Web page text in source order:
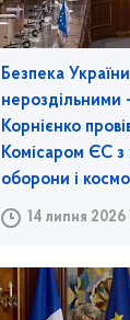
Безпека
Корнієнко
Комісаром ЄС з
оборони і
14 липня 2026